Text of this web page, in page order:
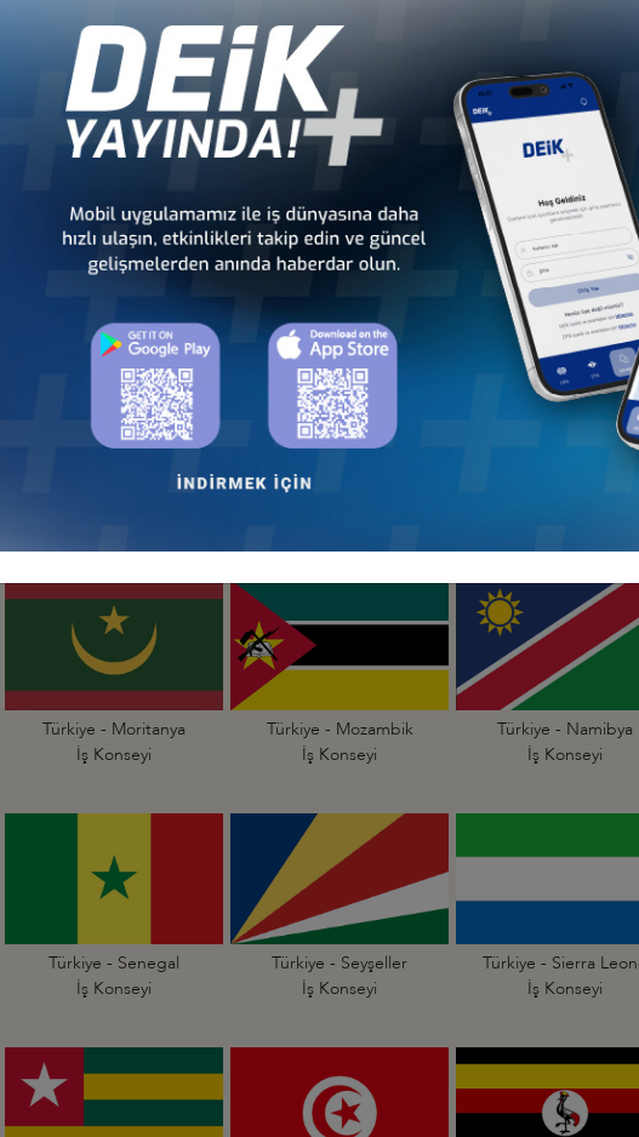
Türkiye - Fildişi Sahili
İş Konseyi
Türkiye - Gabon
İş Konseyi
Türkiye - Güney Sudan
Türkiye - Kamerun
Türkiye - Kenya
İş Konseyi
Türkiye - Madagaskar
Türkiye - Moritanya
İş Konseyi
Türkiye - Mozambik
İş Konseyi
Türkiye - Namibya
İş Konseyi
Türkiye - Senegal
İş Konseyi
Türkiye - Seyşeller
İş Konseyi
Türkiye - Sierra
İş Konseyi